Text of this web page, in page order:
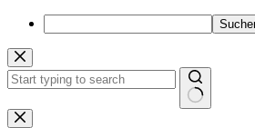
Suchen
Zum
Inhalt
springen
Keine